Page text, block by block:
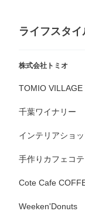
ライフスタ
株式会社トミオ
TOMIO VILLAGE
千葉ワイナリー
インテリアショ
手作りカフェコ
Cote Cafe
Weeken'Donuts